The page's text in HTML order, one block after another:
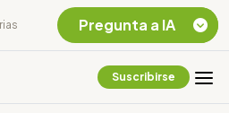
Suscribirse
Pregunta a IA